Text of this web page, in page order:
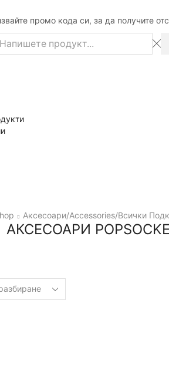
Аксесоари/Accessories/всички
АКСЕСОАРИ